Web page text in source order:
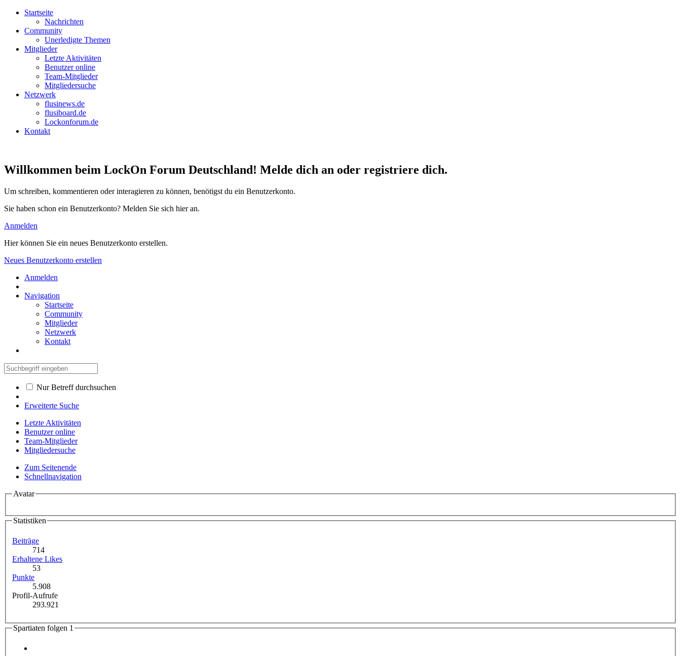
Startseite
Nachrichten
Community
Unerledigte Themen
Mitglieder
Letzte Aktivitäten
Benutzer online
Team-Mitglieder
Mitgliedersuche
Netzwerk
flusinews.de
flusiboard.de
Lockonforum.de
Kontakt
Willkommen beim LockOn Forum Deutschland! Melde dich an oder registriere dich.
Um schreiben, kommentieren oder interagieren zu können, benötigst du ein Benutzerkonto.
Sie haben schon ein Benutzerkonto? Melden Sie sich hier an.
Anmelden
Hier können Sie ein neues Benutzerkonto erstellen.
Neues Benutzerkonto erstellen
Anmelden
Navigation
Startseite
Community
Mitglieder
Netzwerk
Kontakt
Nur Betreff durchsuchen
Erweiterte Suche
Letzte Aktivitäten
Benutzer online
Team-Mitglieder
Mitgliedersuche
Zum Seitenende
Schnellnavigation
Avatar
Statistiken
Beiträge
714
Erhaltene Likes
53
Punkte
5.908
Profil-Aufrufe
293.921
Spartiaten folgen 1